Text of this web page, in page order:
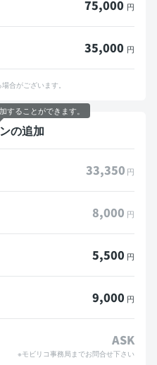
75,000 円
35,000 円
合がございます。
の追加
33,350 円
8,000 円
5,500 円
9,000 円
ASK
※モビリコ事務局までお問合せ下さい
することができます。